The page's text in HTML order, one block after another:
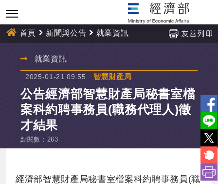
到
主
要
首頁 新聞與公告 就業資訊
就業資訊
2025-01-21 09:55 智慧財產局
公告經濟部智慧財產局秘書室檔
案科約聘事務員(職務代理人)徵
才結果
點閱數 ： 263
經濟部智慧財產局秘書室檔案科約聘事務員(職